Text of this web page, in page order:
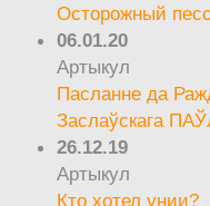
Осторожный
06.01.20
Артыкул
Пасланне да
Заслаўскага
26.12.19
Артыкул
Кто хотел унии?